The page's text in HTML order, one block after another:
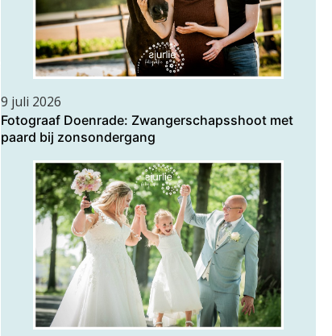
9 juli 2026
Fotograaf Doenrade: Zwangerschapsshoot met
paard bij zonsondergang